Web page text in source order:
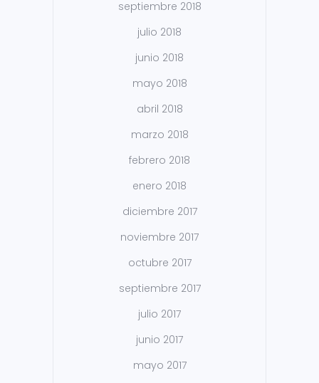
septiembre 2018
julio 2018
junio 2018
mayo 2018
abril 2018
marzo 2018
febrero 2018
enero 2018
diciembre 2017
noviembre 2017
octubre 2017
septiembre 2017
julio 2017
junio 2017
mayo 2017